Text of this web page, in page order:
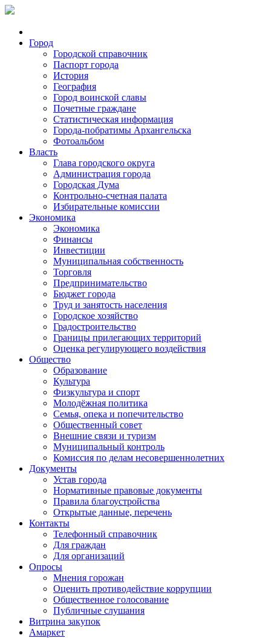
Город
Городской справочник
Паспорт города
История
География
Город воинской славы
Почетные граждане
Статистическая информация
Города-побратимы Архангельска
Фотоальбом
Власть
Глава городского округа
Администрация города
Городская Дума
Контрольно-счетная палата
Избирательные комиссии
Экономика
Экономика
Финансы
Инвестиции
Муниципальная собственность
Торговля
Предпринимательство
Бюджет города
Труд и занятость населения
Городское хозяйство
Градостроительство
Границы прилегающих территорий
Оценка регулирующего воздействия
Общество
Образование
Культура
Физкультура и спорт
Молодёжная политика
Семья, опека и попечительство
Общественный совет
Внешние связи и туризм
Муниципальный контроль
Комиссия по делам несовершеннолетних
Документы
Устав города
Нормативные правовые документы
Правила благоустройства
Открытые данные, перечень
Контакты
Телефонный справочник
Для граждан
Для организаций
Опросы
Мнения горожан
Оценить противодействие коррупции
Общественное голосование
Публичные слушания
Витрина закупок
Амаркет